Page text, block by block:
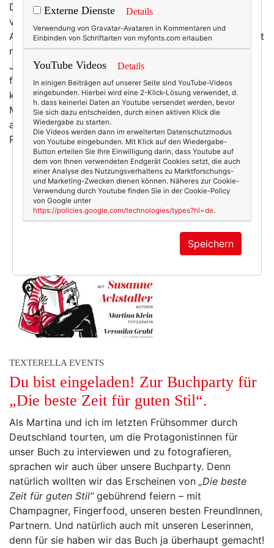
Dass jemand wie ich, die ein Buch über Stil und Mode
veröffentlicht hat, den Styleguide einer anderen
Autorin rezensiert und vorstellt … nun, das ist vielleicht
nicht unbedingt selbstverständlich. Aber das Buch von
Jasmin Khezri, die unter„Irma‘s World“
für ihre zauberhaften Illustrationen bekannt ist, das
konnte ich mir einfach nicht verkneifen. Überhaupt:
Man muss auch gönnen können. „Irma‘s World“
auch das Buch, das vor ein paar Tagen bei mir als
Rezensionsexemplar… mehr
TEXTERELLA EVENTS
Du bist eingeladen! Zur Buchparty für
„Die beste Zeit für guten Stil“.
Als Martina und ich im letzten Frühsommer durch
Deutschland tourten, um die Protagonistinnen für
unser Buch zu interviewen und zu fotografieren,
sprachen wir auch über unsere Buchparty. Denn
natürlich wollten wir das Erscheinen von „Die beste
Zeit für guten Stil“gebührend feiern – mit
Champagner, Fingerfood, unseren besten FreundInnen,
Partnern. Und natürlich auch mit unseren Leserinnen,
denn für sie haben wir das Buch ja überhaupt gemacht!
Externe Dienste Details
Verwendung von Gravatar-Avataren in Kommentaren und
Einbinden von Schriftarten von myfonts.com erlauben
YouTube Videos Details
In einigen Beiträgen auf unserer Seite sind YouTube-Videos
eingebunden. Hierbei wird eine 2-Klick-Lösung verwendet, d.
h. dass keinerlei Daten an Youtube versendet werden, bevor
Sie sich dazu entscheiden, durch einen aktiven Klick die
Wiedergabe zu starten.
Die Videos werden dann im erweiterten Datenschutzmodus
von Youtube eingebunden. Mit Klick auf den Wiedergabe-
Button erteilen Sie Ihre Einwilligung darin, dass Youtube auf
dem von Ihnen verwendeten Endgerät Cookies setzt, die auch
einer Analyse des Nutzungsverhaltens zu Marktforschungs-
und Marketing-Zwecken dienen können. Näheres zur Cookie-
Verwendung durch Youtube finden Sie in der Cookie-Policy
von Google unter
https://policies.google.com/technologies/types?hl=de.
Speichern